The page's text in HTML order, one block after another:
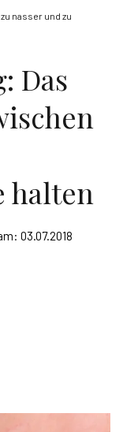
nasser und zu
Das
halten
03.07.2018